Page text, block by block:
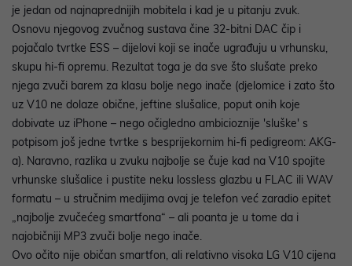
je jedan od najnaprednijih mobitela i kad je u pitanju zvuk.
Osnovu njegovog zvučnog sustava čine 32-bitni DAC čip i
pojačalo tvrtke ESS – dijelovi koji se inače ugrađuju u vrhunsku,
skupu hi-fi opremu. Rezultat toga je da sve što slušate preko
njega zvuči barem za klasu bolje nego inače (djelomice i zato što
uz V10 ne dolaze obične, jeftine slušalice, poput onih koje
dobivate uz iPhone – nego očigledno ambicioznije 'sluške' s
potpisom još jedne tvrtke s besprijekornim hi-fi pedigreom: AKG-
a). Naravno, razlika u zvuku najbolje se čuje kad na V10 spojite
vrhunske slušalice i pustite neku lossless glazbu u FLAC ili WAV
formatu – u stručnim medijima ovaj je telefon već zaradio epitet
„najbolje zvučećeg smartfona“ – ali poanta je u tome da i
najobičniji MP3 zvuči bolje nego inače.
Ovo očito nije običan smartfon, ali relativno visoka LG V10 cijena